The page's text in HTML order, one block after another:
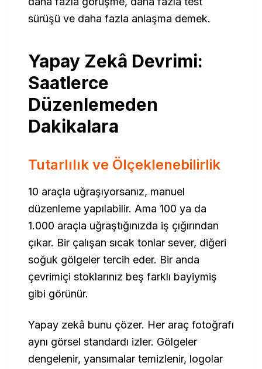
sürüşü ve daha fazla anlaşma demek.
Yapay Zekâ Devrimi:
Saatlerce
Düzenlemeden
Dakikalara
Tutarlılık ve Ölçeklenebilirlik
10 araçla uğraşıyorsanız, manuel
düzenleme yapılabilir. Ama 100 ya da
1.000 araçla uğraştığınızda iş çığırından
çıkar. Bir çalışan sıcak tonlar sever, diğeri
soğuk gölgeler tercih eder. Bir anda
çevrimiçi stoklarınız beş farklı bayiymiş
gibi görünür.
Yapay zekâ bunu çözer. Her araç fotoğrafı
aynı görsel standardı izler. Gölgeler
dengelenir, yansımalar temizlenir, logolar